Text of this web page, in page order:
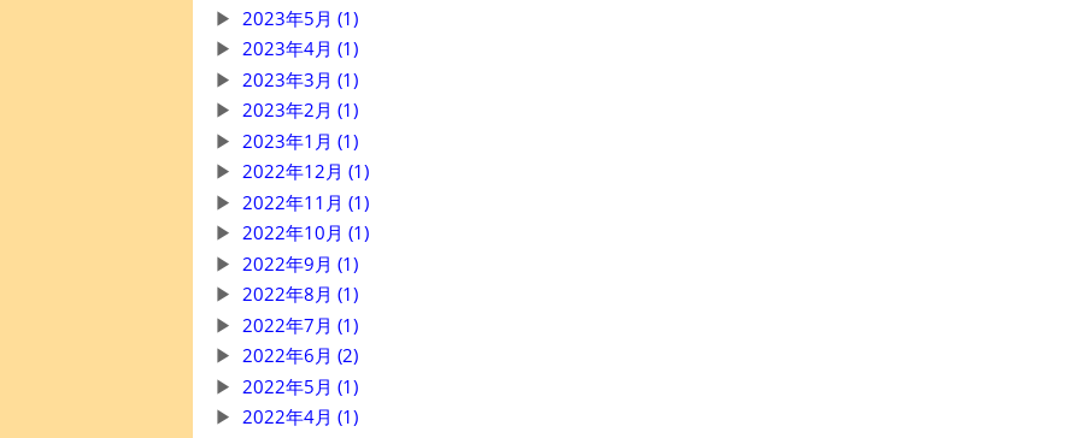
2023年5月 (1)
2023年4月 (1)
2023年3月 (1)
2023年2月 (1)
2023年1月 (1)
2022年12月 (1)
2022年11月 (1)
2022年10月 (1)
2022年9月 (1)
2022年8月 (1)
2022年7月 (1)
2022年6月 (2)
2022年5月 (1)
2022年4月 (1)